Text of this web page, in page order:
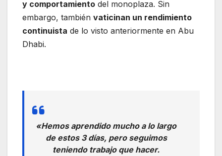
y comportamiento del monoplaza. Sin
embargo, también vaticinan un rendimiento
continuista de lo visto anteriormente en Abu
Dhabi.
«Hemos aprendido mucho a lo largo
de estos 3 días, pero seguimos
teniendo trabajo que hacer.